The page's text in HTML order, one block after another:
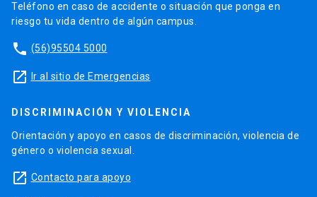
Teléfono en caso de accidente o situación que ponga en
riesgo tu vida dentro de algún campus.
phone (56)95504 5000
launch Ir al sitio de Emergencias
DISCRIMINACIÓN Y VIOLENCIA
Orientación y apoyo en casos de discriminación, violencia de
género o violencia sexual.
launch Contacto para apoyo